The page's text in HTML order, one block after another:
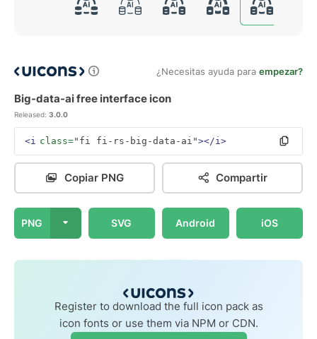
¿Necesitas ayuda para empezar?
Big-data-ai free interface icon
Released: 3.0.0
<i class="fi fi-rs-big-data-ai"></i>
Copiar PNG Compartir
PNG SVG Android iOS
Register to download the full icon pack as
icon fonts or use them via NPM or CDN.